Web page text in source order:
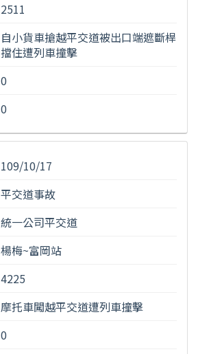
2511
自小貨車搶越平交道被出口端遮斷桿
擋住遭列車撞擊
0
0
109/10/17
平交道事故
統一公司平交道
楊梅~富岡站
4225
摩托車闖越平交道遭列車撞擊
0